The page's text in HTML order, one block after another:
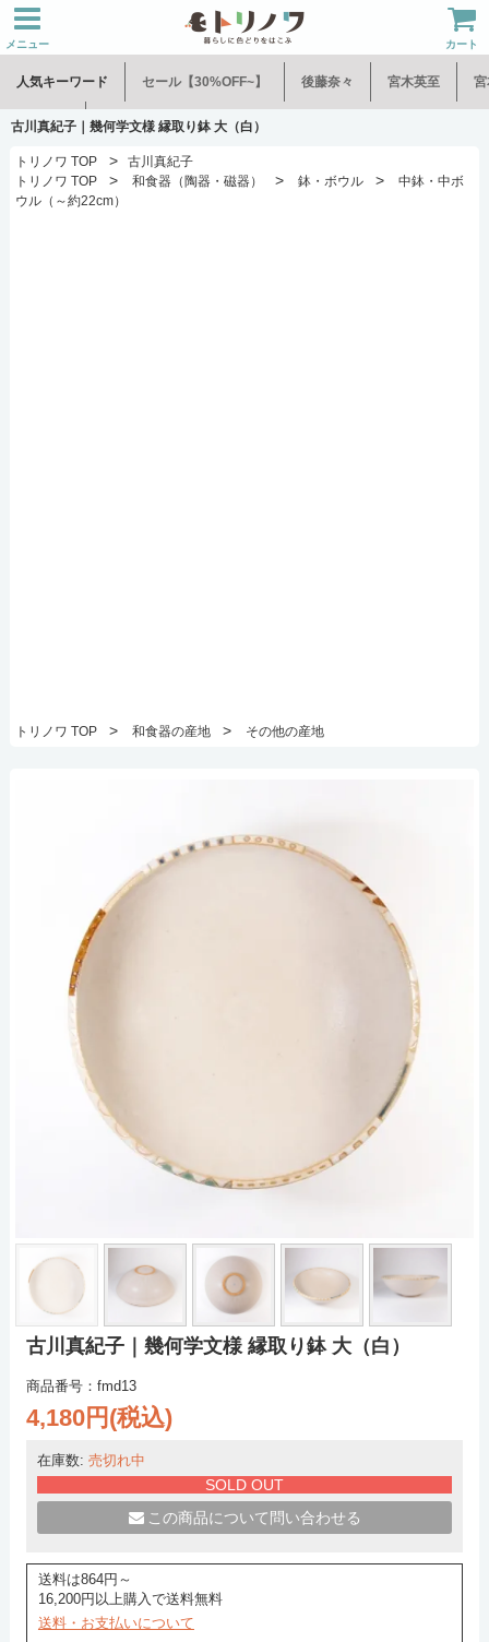
メニュー カート
人気キーワード セール【30%OFF~】 後藤奈々 宮木英至 宮
水谷和音 児玉修治
古川真紀子｜幾何学文様 縁取り鉢 大（白）
トリノワ TOP >
古川真紀子
トリノワ TOP
> 和食器（陶器・磁器） > 鉢・ボウル >
中鉢・中ボ
ウル（～約22cm）
トリノワ TOP > 和食器の産地 > その他の産地
古川真紀子｜幾何学文様 縁取り鉢 大（白）
商品番号：fmd13
4,180円(税込)
在庫数: 売切れ中
SOLD OUT
この商品について問い合わせる
送料は864円～
16,200円以上購入で送料無料
送料・お支払いについて